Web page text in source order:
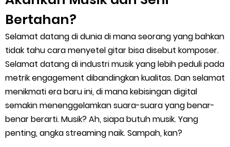
Bertahan?
Selamat datang di dunia di mana seorang yang bahkan
tidak tahu cara menyetel gitar bisa disebut komposer.
Selamat datang di industri musik yang lebih peduli pada
metrik engagement dibandingkan kualitas. Dan selamat
menikmati era baru ini, di mana kebisingan digital
semakin menenggelamkan suara-suara yang benar-
benar berarti. Musik? Ah, siapa butuh musik. Yang
penting, angka streaming naik. Sampah, kan?